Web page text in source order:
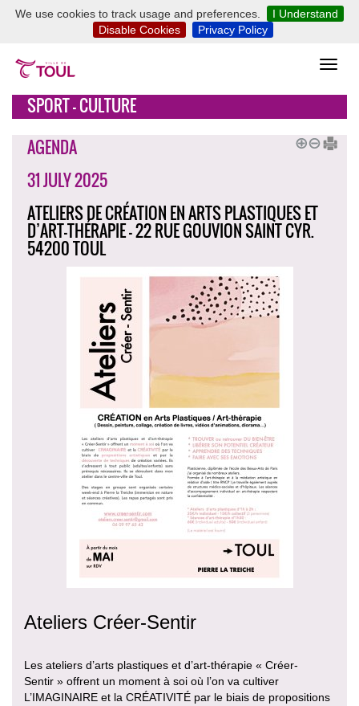
We use cookies to track usage and preferences.
I Understand
Disable Cookies
Privacy Policy
SPORT - CULTURE
AGENDA
31 JULY 2025
ATELIERS DE CRÉATION EN ARTS PLASTIQUES ET
D’ART-THÉRAPIE - 22 RUE GOUVION SAINT CYR.
54200 TOUL
Ateliers Créer-Sentir
Les ateliers d’arts plastiques et d’art-thérapie « Créer-
Sentir » offrent un moment à soi où l’on va cultiver
L’IMAGINAIRE et la CRÉATIVITÉ par le biais de propositions